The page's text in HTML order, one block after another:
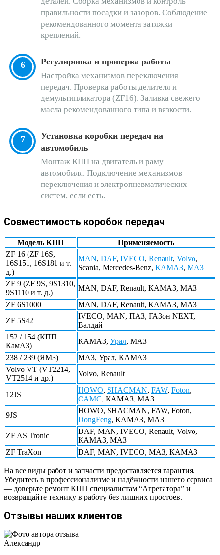
правильности посадки и зазоров. Соблюдение
рекомендованного момента затяжки
креплений.
Регулировка и проверка работы
Настройка механизмов переключения
передач. Проверка работы делителя и
демультипликатора (ZF16). Заливка свежего
масла рекомендованного типа и вязкости.
Установка коробки передач на
автомобиль
Монтаж КПП на двигатель и раму
автомобиля. Подключение механизмов
переключения и электропневматических
систем, если есть.
Совместимость коробок передач
Модель КПП
Применяемость
ZF 16 (ZF 16S,
16S151, 16S181 и т.
д.)
MAN, DAF, IVECO, Renault, Volvo,
Scania, Mercedes-Benz, КАМАЗ, МАЗ
ZF 9 (ZF 9S, 9S1310,
9S1110 и т. д.)
MAN, DAF, Renault, КАМАЗ, МАЗ
ZF 6S1000
MAN, DAF, Renault, КАМАЗ, МАЗ
ZF 5S42
IVECO, MAN, ПАЗ, ГАЗон NEXT,
Валдай
152 / 154 (КПП
КамАЗ)
КАМАЗ, Урал, МАЗ
238 / 239 (ЯМЗ)
МАЗ, Урал, КАМАЗ
Volvo VT (VT2214,
VT2514 и др.)
Volvo, Renault
12JS
HOWO, SHACMAN, FAW, Foton,
CAMC, КАМАЗ, МАЗ
9JS
HOWO, SHACMAN, FAW, Foton,
DongFeng, КАМАЗ, МАЗ
ZF AS Tronic
DAF, MAN, IVECO, Renault, Volvo,
КАМАЗ, МАЗ
ZF TraXon
DAF, MAN, IVECO, МАЗ, КАМАЗ
На все виды работ и запчасти предоставляется гарантия.
Убедитесь в профессионализме и надёжности нашего сервиса
— доверьте ремонт КПП специалистам “Агрегатора” и
возвращайте технику в работу без лишних простоев.
Отзывы наших клиентов
Александр